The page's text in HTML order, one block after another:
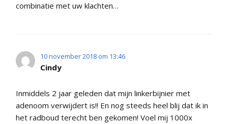
combinatie met uw klachten…
10 november 2018 om 13:46
Cindy
Inmiddels 2 jaar geleden dat mijn linkerbijnier met
adenoom verwijdert is!! En nog steeds heel blij dat ik in
het radboud terecht ben gekomen! Voel mij 1000x